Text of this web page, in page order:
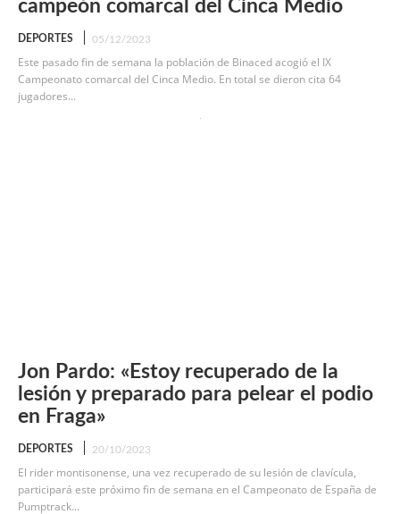
campeón comarcal del Cinca Medio
DEPORTES 05/12/2023
Este pasado fin de semana la población de Binaced acogió el IX
Campeonato comarcal del Cinca Medio. En total se dieron cita 64
jugadores...
Jon Pardo: «Estoy recuperado de la
lesión y preparado para pelear el podio
en Fraga»
DEPORTES 20/10/2023
El rider montisonense, una vez recuperado de su lesión de clavícula,
participará este próximo fin de semana en el Campeonato de España de
Pumptrack...